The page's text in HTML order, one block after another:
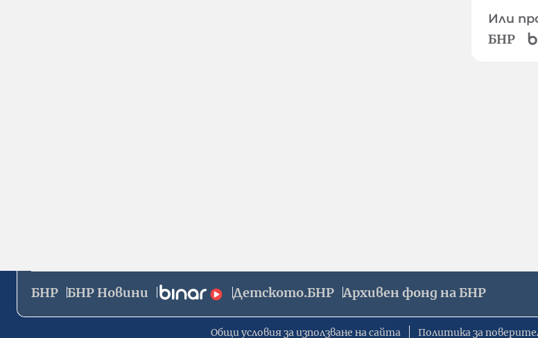
Или
БНР
БНР БНР Новини Детското.БНР Архивен фонд на БНР
Общи условия за използване на сайта Политика за